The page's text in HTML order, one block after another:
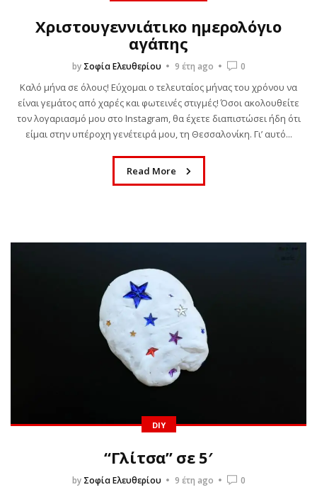
Χριστουγεννιάτικο ημερολόγιο
αγάπης
by Σοφία Ελευθερίου 9 έτη ago 0
Καλό μήνα σε όλους! Εύχομαι ο τελευταίος μήνας του χρόνου να
είναι γεμάτος από χαρές και φωτεινές στιγμές! Όσοι ακολουθείτε
τον λογαριασμό μου στο Instagram, θα έχετε διαπιστώσει ήδη ότι
είμαι στην υπέροχη γενέτειρά μου, τη Θεσσαλονίκη. Γι’ αυτό...
Read More
DIY
“Γλίτσα” σε 5′
by Σοφία Ελευθερίου 9 έτη ago 0